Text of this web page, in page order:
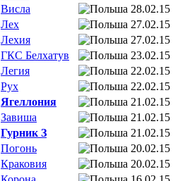
Висла
28.02.15
Лех
27.02.15
Лехия
27.02.15
ГКС Белхатув
23.02.15
Легия
22.02.15
Рух
22.02.15
Ягеллония
21.02.15
Завиша
21.02.15
Гурник З
21.02.15
Погонь
20.02.15
Краковия
20.02.15